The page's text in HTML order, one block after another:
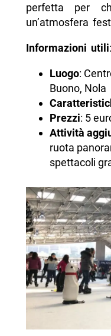
perfetta per
un’atmosfera
Informazioni utili:
Luogo:
Buono, Nola
Prezzi: 5
Attività
ruota
spettacoli